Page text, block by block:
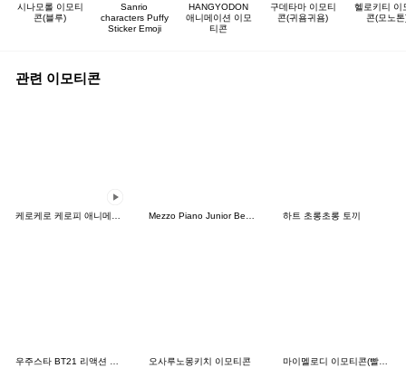
시나모롤 이모티
콘(블루)
Sanrio
characters Puffy
Sticker Emoji
HANGYODON
애니메이션 이모
티콘
구데타마 이모티
콘(귀욤귀욤)
헬로키티 이
콘(모노톤
관련 이모티콘
하트 초롱초롱 토끼
우주스타 BT21 리액션 이모티콘 오사루노몽키치 이모티콘 마이멜로디 이모티콘(빨간 모자)